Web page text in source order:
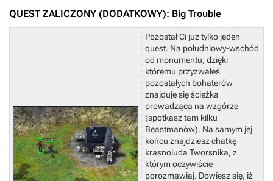
QUEST ZALICZONY (DODATKOWY): Big Trouble
Pozostał Ci już tylko jeden
quest. Na południowy-wschód
od monumentu, dzięki
któremu przyzwałeś
pozostałych bohaterów
znajduje się ścieżka
prowadząca na wzgórze
(spotkasz tam kilku
Beastmanów). Na samym jej
końcu znajdziesz chatkę
krasnoluda Tworsnika, z
którym oczywiście
porozmawiaj. Dowiesz się, iż